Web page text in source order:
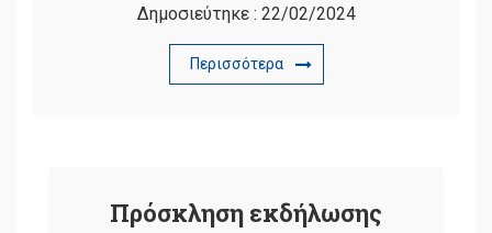
Δημοσιεύτηκε : 22/02/2024
Περισσότερα
Πρόσκληση εκδήλωσης